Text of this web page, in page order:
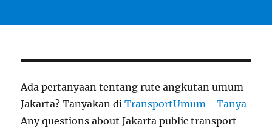
Ada pertanyaan tentang rute angkutan umum
Jakarta? Tanyakan diTransportUmum - Tanya
Any questions about Jakarta public transport